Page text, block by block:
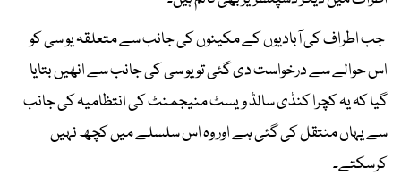
جب اطراف کی آبادیوں کے مکینوں کی جانب سے متعلقہ یو سی کو
اس حوالے سے درخواست دی گئی تو یو سی کی جانب سے انھیں بتایا
گیا کہ یہ کچرا کنڈی سالڈ ویسٹ منیجمنٹ کی انتظامیہ کی جانب
سے یہاں منتقل کی گئی ہے اور وہ اس سلسلے میں کچھ نہیں
کرسکتے۔